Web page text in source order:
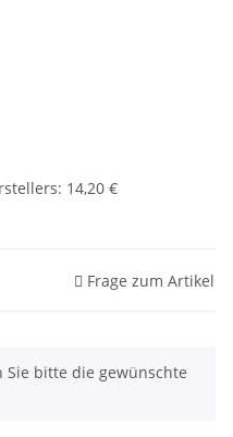
: 14,20 €
Frage zum Artikel
Sie bitte die gewünschte